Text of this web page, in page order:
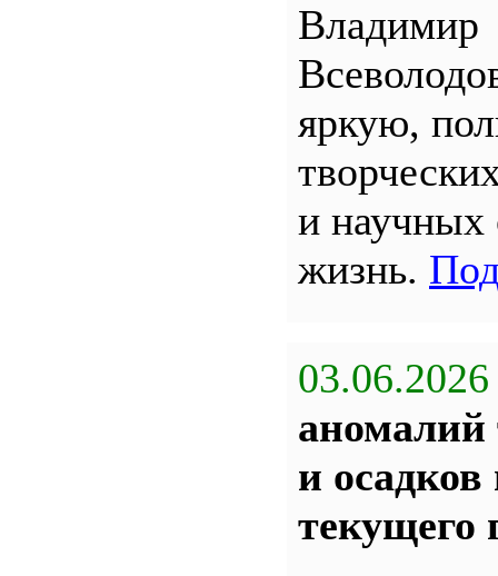
Владимир
яркую,
и научных
жизнь.
03.06.2026
аномалий
и
текущего